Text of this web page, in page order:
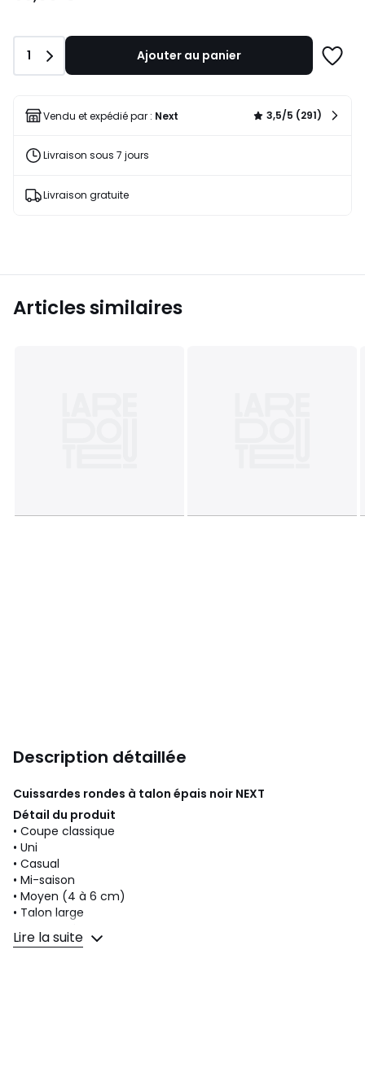
Quantité
1 Ajouter au panier
liste
Vendu et expédié par : Next 3,5/5 (291)
Livraison sous 7 jours
Livraison gratuite
Articles similaires
Description détaillée
Cuissardes rondes à talon épais noir NEXT
Détail du produit
• Coupe classique
• Uni
• Casual
• Mi-saison
• Moyen (4 à 6 cm)
• Talon large
• Bout rond
• Fermeture à zip
Lire la suite